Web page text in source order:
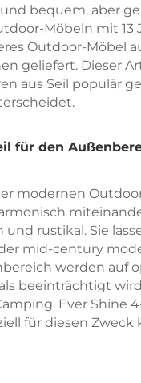
bequem, aber
Möbeln mit 13
Outdoor-Möbel
geliefert. Dieser
aus Seil populär
für den
modernen
rustikal. Sie
mid-century
werden auf
beeinträchtigt
Ever Shine
für diesen Zweck